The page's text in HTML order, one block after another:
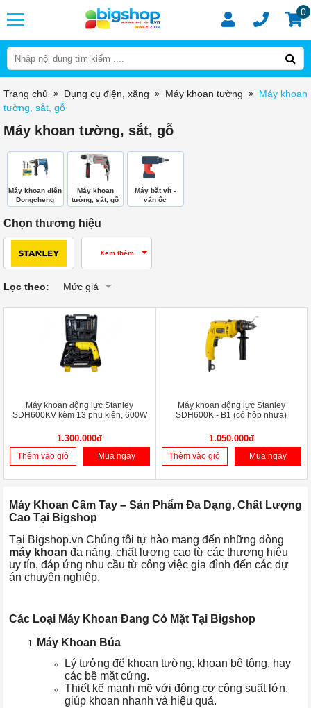
0
Trang chủ Dụng cụ điện, xăng Máy khoan tường
Máy khoan
tường, sắt, gỗ
Máy khoan tường, sắt, gỗ
Máy khoan điện
Dongcheng
Máy khoan
tường, sắt, gỗ
Máy bắt vít -
vặn ốc
Chọn thương hiệu
Xem thêm
Lọc theo: Mức giá
Máy khoan động lực Stanley
SDH600KV kèm 13 phụ kiện, 600W
1.300.000đ
Thêm vào giỏ Mua ngay
Máy khoan động lực Stanley
SDH600K - B1 (có hộp nhựa)
1.050.000đ
Thêm vào giỏ Mua ngay
Máy Khoan Cầm Tay – Sản Phẩm Đa Dạng, Chất Lượng
Cao Tại Bigshop
Tại Bigshop.vn Chúng tôi tự hào mang đến những dòng
máy khoan đa năng, chất lượng cao từ các thương hiệu
uy tín, đáp ứng nhu cầu từ công việc gia đình đến các dự
án chuyên nghiệp.
Các Loại Máy Khoan Đang Có Mặt Tại Bigshop
Máy Khoan Búa
Lý tưởng để khoan tường, khoan bê tông, hay
các bề mặt cứng.
Thiết kế mạnh mẽ với động cơ công suất lớn,
giúp khoan nhanh và hiệu quả.